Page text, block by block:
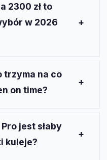
2300 zł to
w 2026
i procesor, ale warto
trzyma na co
on time?
jest solidnym
jest słaby
kuleje?